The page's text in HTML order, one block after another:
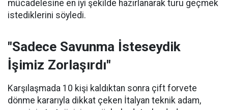
mücadelesine en iyi şekilde hazırlanarak turu geçmek
istediklerini söyledi.
"Sadece Savunma İsteseydik
İşimiz Zorlaşırdı"
Karşılaşmada 10 kişi kaldıktan sonra çift forvete
dönme kararıyla dikkat çeken İtalyan teknik adam,